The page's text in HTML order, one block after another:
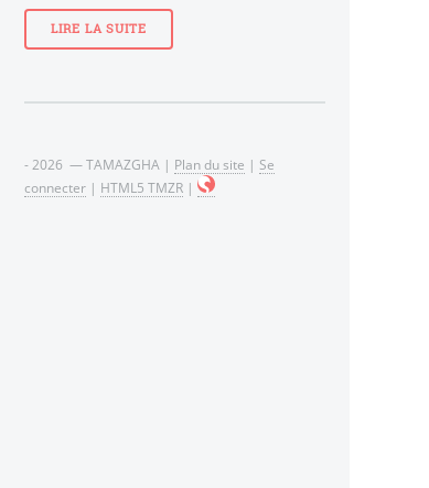
LIRE LA SUITE
- 2026 — TAMAZGHA | Plan du site | Se
connecter | HTML5 TMZR |